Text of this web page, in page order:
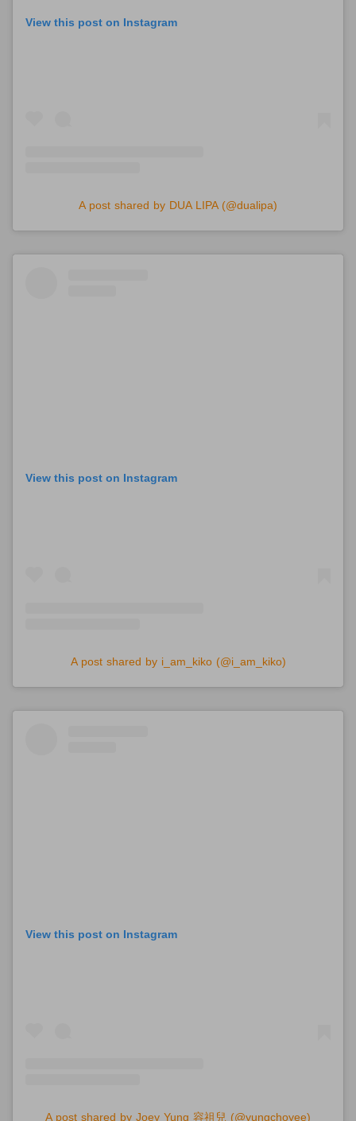
View this post on Instagram
A post shared by DUA LIPA (@dualipa)
View this post on Instagram
A post shared by i_am_kiko (@i_am_kiko)
View this post on Instagram
A post shared by Joey Yung 容祖兒 (@yungchoyee)